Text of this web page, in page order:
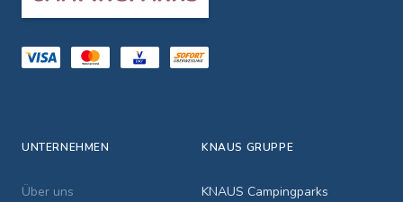
UNTERNEHMEN
Über uns
KNAUS GRUPPE
KNAUS Campingparks